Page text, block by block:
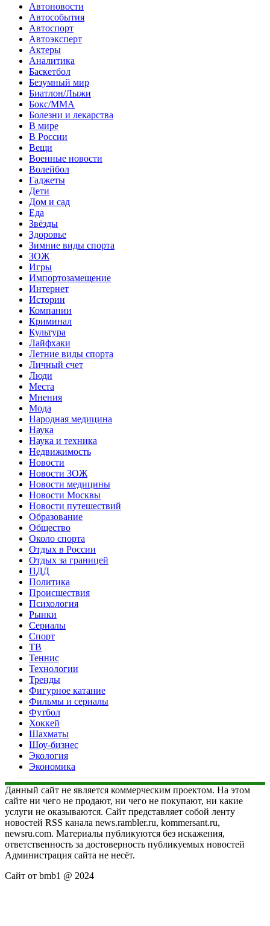
Автоновости
Автособытия
Автоспорт
Автоэксперт
Актеры
Аналитика
Баскетбол
Безумный мир
Биатлон/Лыжи
Бокс/MMA
Болезни и лекарства
В мире
В России
Вещи
Военные новости
Волейбол
Гаджеты
Дети
Дом и сад
Еда
Звёзды
Здоровье
Зимние виды спорта
ЗОЖ
Игры
Импортозамещение
Интернет
Истории
Компании
Криминал
Культура
Лайфхаки
Летние виды спорта
Личный счет
Люди
Места
Мнения
Мода
Народная медицина
Наука
Наука и техника
Недвижимость
Новости
Новости ЗОЖ
Новости медицины
Новости Москвы
Новости путешествий
Образование
Общество
Около спорта
Отдых в России
Отдых за границей
ПДД
Политика
Происшествия
Психология
Рынки
Сериалы
Спорт
ТВ
Теннис
Технологии
Тренды
Фигурное катание
Фильмы и сериалы
Футбол
Хоккей
Шахматы
Шоу-бизнес
Экология
Экономика
Данный сайт не является коммерческим проектом. На этом
сайте ни чего не продают, ни чего не покупают, ни какие
услуги не оказываются. Сайт представляет собой ленту
новостей RSS канала news.rambler.ru, kommersant.ru,
newsru.com. Материалы публикуются без искажения,
ответственность за достоверность публикуемых новостей
Администрация сайта не несёт.
Сайт от bmb1 @ 2024